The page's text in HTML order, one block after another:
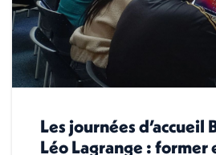
Les journées d’accueil
Léo Lagrange : former